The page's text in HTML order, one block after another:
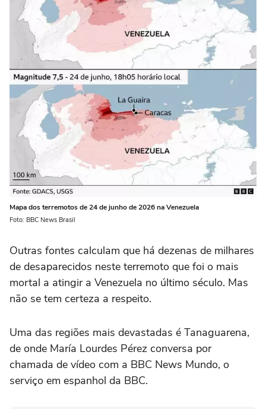
Mapa dos terremotos de 24 de junho de 2026 na Venezuela
Foto: BBC News Brasil
Outras fontes calculam que há dezenas de milhares
de desaparecidos neste terremoto que foi o mais
mortal a atingir a Venezuela no último século. Mas
não se tem certeza a respeito.
Uma das regiões mais devastadas é Tanaguarena,
de onde María Lourdes Pérez conversa por
chamada de vídeo com a BBC News Mundo, o
serviço em espanhol da BBC.